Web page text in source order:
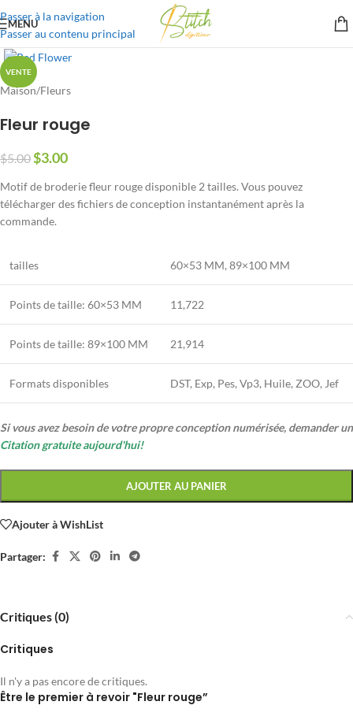
Passer à la navigation
Passer au contenu principal
MENU
VENTE
Maison/Fleurs
Fleur rouge
$5.00$3.00
Motif de broderie fleur rouge disponible 2 tailles. Vous pouvez
télécharger des fichiers de conception instantanément après la
commande.
tailles 60×53 MM,89×100 MM
Points de taille: 60×53 MM 11,722
Points de taille: 89×100 MM 21,914
Formats disponibles DST, Exp, Pes, Vp3, Huile, ZOO, Jef
Si vous avez besoin de votre propre conception numérisée, demander un
Citation gratuite aujourd'hui!
AJOUTER AU PANIER
Ajouter à WishList
Partager:
Critiques (0)
Critiques
Il n'y a pas encore de critiques.
Être le premier à revoir "Fleur rouge”